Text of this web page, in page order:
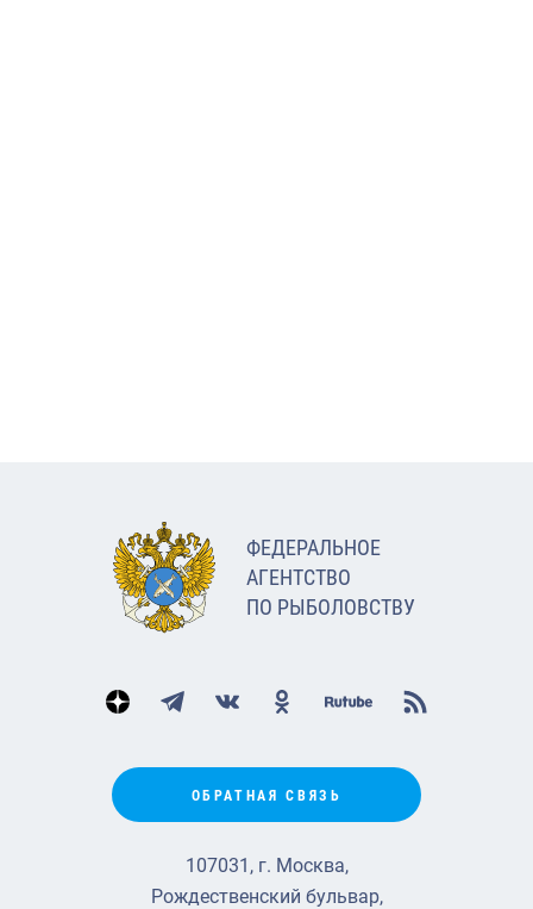
ФЕДЕРАЛЬНОЕ
АГЕНТСТВО
ПО РЫБОЛОВСТВУ
ОБРАТНАЯ СВЯЗЬ
107031, г. Москва,
Рождественский бульвар,